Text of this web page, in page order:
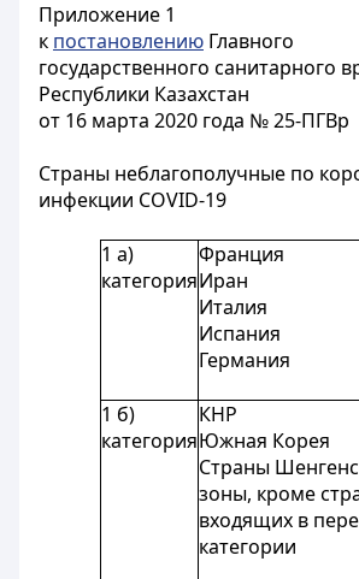
Приложение 1
к постановлению Главного
государственного санитарного
Республики Казахстан
от 16 марта 2020 года № 25-ПГВр
Страны неблагополучные по
инфекции COVID-19
1 а)
категория
Франция
Иран
Италия
Испания
Германия
1 б)
категория
КНР
Южная Корея
Страны
зоны, кроме
входящих в
категории